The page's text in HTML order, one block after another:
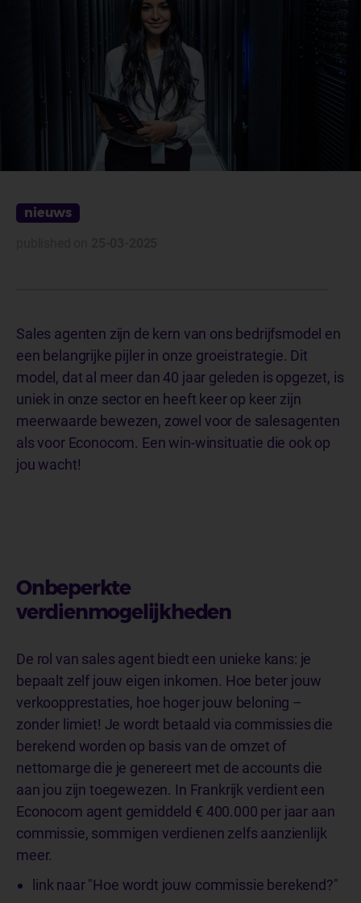
nieuws
Sales agenten zijn de kern van ons bedrijfsmodel en
een belangrijke pijler in onze groeistrategie. Dit
model, dat al meer dan 40 jaar geleden is opgezet, is
uniek in onze sector en heeft keer op keer zijn
meerwaarde bewezen, zowel voor de salesagenten
als voor Econocom. Een win-winsituatie die ook op
jou wacht!
Onbeperkte
verdienmogelijkheden
De rol van sales agent biedt een unieke kans: je
bepaalt zelf jouw eigen inkomen. Hoe beter jouw
verkoopprestaties, hoe hoger jouw beloning –
zonder limiet! Je wordt betaald via commissies die
berekend worden op basis van de omzet of
nettomarge die je genereert met de accounts die
aan jou zijn toegewezen. In Frankrijk verdient een
Econocom agent gemiddeld € 400.000 per jaar aan
commissie, sommigen verdienen zelfs aanzienlijk
meer.
link naar "Hoe wordt jouw commissie berekend?"